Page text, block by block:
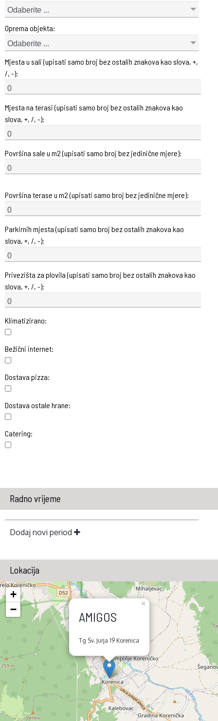
Odaberite ...
Oprema objekta:
Odaberite ...
Mjesta u sali (upisati samo broj bez ostalih znakova kao slova, +,
/, -):
Mjesta na terasi (upisati samo broj bez ostalih znakova kao
slova, +, /, -):
Površina sale u m2 (upisati samo broj bez jedinične mjere):
Površina terase u m2 (upisati samo broj bez jedinične mjere):
Parkirnih mjesta (upisati samo broj bez ostalih znakova kao
slova, +, /, -):
Privezišta za plovila (upisati samo broj bez ostalih znakova kao
slova, +, /, -):
Klimatizirano:
Bežični internet:
Dostava pizza:
Dostava ostale hrane:
Catering:
Radno vrijeme
Dodaj novi period
Lokacija
AMIGOS
Tg Sv. Jurja 19 Korenica
×
+
−